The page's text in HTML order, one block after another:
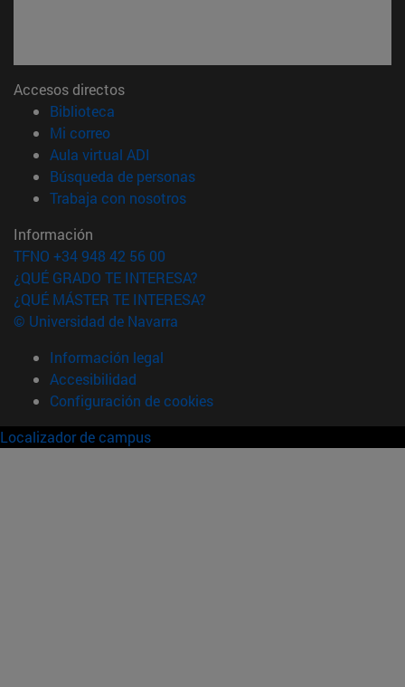
Accesos directos
Biblioteca
Mi correo(abre en nueva ventana)
Aula virtual ADI
Búsqueda de personas(abre en nueva ventana)
Trabaja con nosotros(abre en nueva ventana)
Información
TFNO +34 948 42 56 00
¿QUÉ GRADO TE INTERESA?
¿QUÉ MÁSTER TE INTERESA?
© Universidad de Navarra
Información legal
Accesibilidad
Configuración de cookies
Localizador de campus